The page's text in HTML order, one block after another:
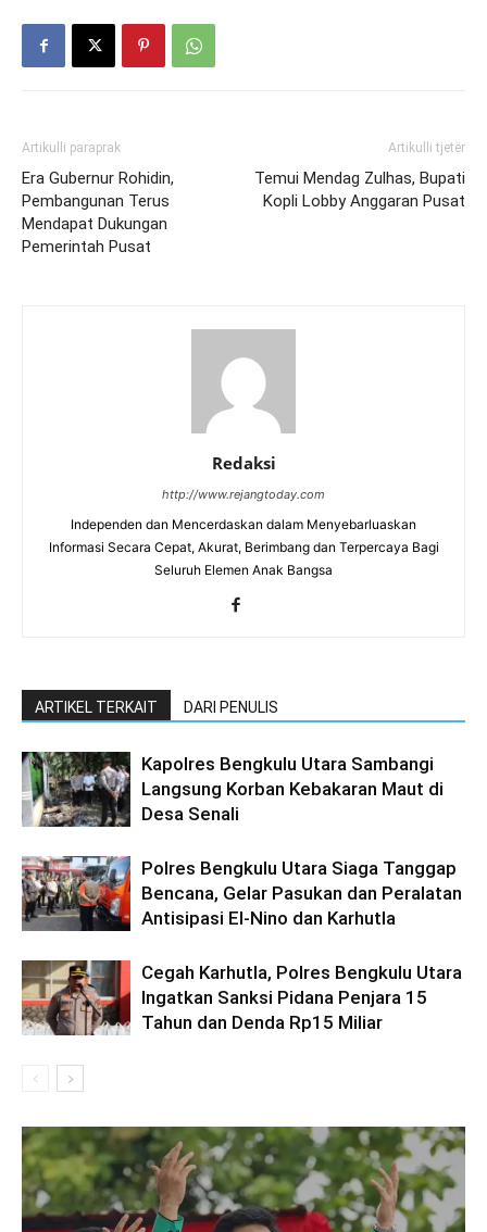
Artikulli paraprak
Era Gubernur Rohidin,
Pembangunan Terus
Mendapat Dukungan
Pemerintah Pusat
Artikulli tjetër
Temui Mendag Zulhas, Bupati
Kopli Lobby Anggaran Pusat
Redaksi
http://www.rejangtoday.com
Independen dan Mencerdaskan dalam Menyebarluaskan
Informasi Secara Cepat, Akurat, Berimbang dan Terpercaya Bagi
Seluruh Elemen Anak Bangsa
ARTIKEL TERKAIT DARI PENULIS
Kapolres Bengkulu Utara Sambangi
Langsung Korban Kebakaran Maut di
Desa Senali
Polres Bengkulu Utara Siaga Tanggap
Bencana, Gelar Pasukan dan Peralatan
Antisipasi El-Nino dan Karhutla
Cegah Karhutla, Polres Bengkulu Utara
Ingatkan Sanksi Pidana Penjara 15
Tahun dan Denda Rp15 Miliar